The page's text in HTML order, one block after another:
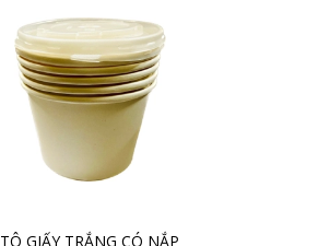
TÔ GIẤY TRẮNG CÓ NẮP